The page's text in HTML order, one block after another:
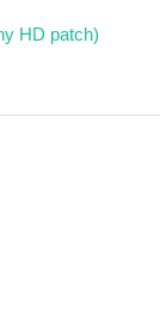
HD patch)